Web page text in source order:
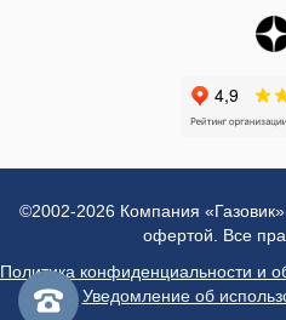
©2002-2026 Компания
офертой. Все
Политика конфиденциальности и
Уведомление об